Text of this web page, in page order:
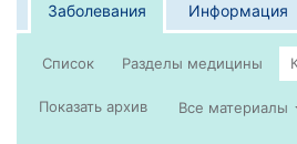
Заболевания Информация
Список
Все материалы